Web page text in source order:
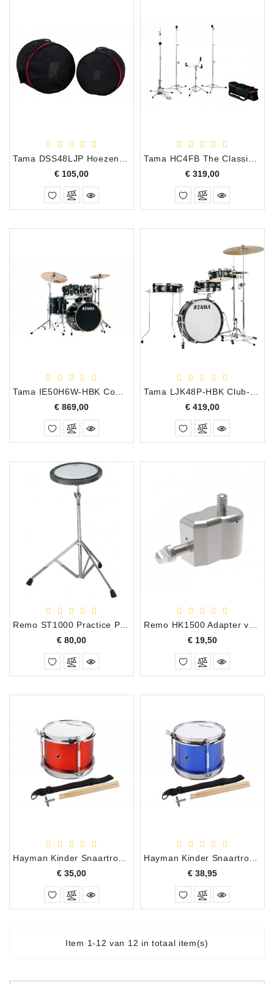
CLINICS
VERHUUR,
€ 105,00Prijs
€ 319,00Prijs
€ 869,00Prijs
€ 419,00Prijs
Remo ST1000 Practice Pad Statief
€ 80,00Prijs
Remo HK1500 Adapter voor Practice Pad
€ 19,50Prijs
Hayman Kinder Snaartrom 8 inch Metallic Rood
€ 35,00Prijs
Hayman Kinder Snaartrom 8 inch Blauw
€ 38,95Prijs
Item 1-12 van 12 in totaal item(s)